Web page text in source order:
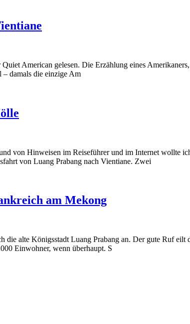
American gelesen. Die Erzählung eines
– damals die einzige Am
von Hinweisen im Reiseführer und im Internet wollte
von Luang Prabang nach Vientiane. Zwei
am Mekong
die alte Königsstadt Luang Prabang an. Der gute Ruf
Einwohner, wenn überhaupt. S